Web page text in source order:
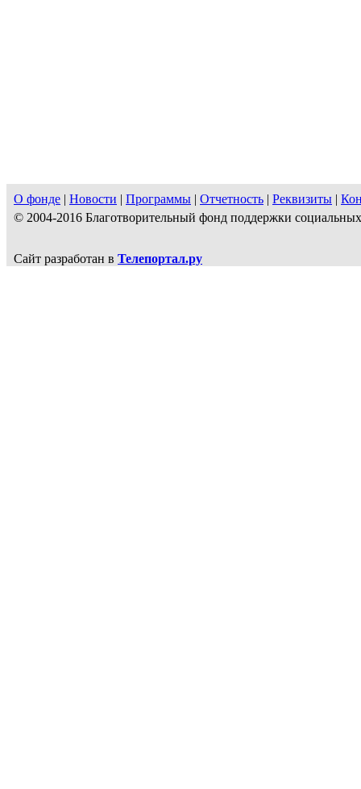
О фонде | Новости | Программы | Отчетность | Реквизиты |
© 2004-2016 Благотворительный фонд поддержки
Сайт разработан в Телепортал.ру